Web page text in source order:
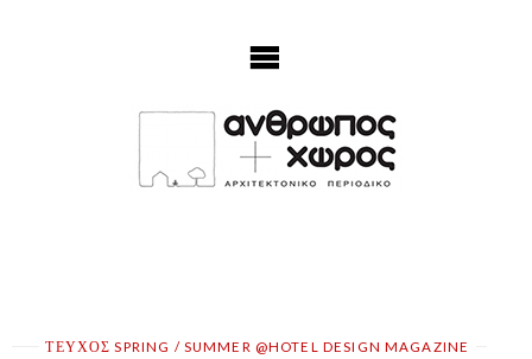
ΤΕΥΧΟΣ SPRING / SUMMER @HOTEL DESIGN MAGAZINE